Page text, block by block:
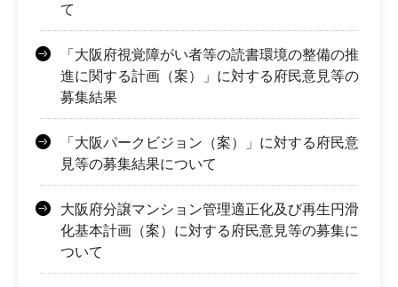
て
「大阪府視覚障がい者等の読書環境の整備の推
進に関する計画（案）」に対する府民意見等の
募集結果
「大阪パークビジョン（案）」に対する府民意
見等の募集結果について
大阪府分譲マンション管理適正化及び再生円滑
化基本計画（案）に対する府民意見等の募集に
ついて